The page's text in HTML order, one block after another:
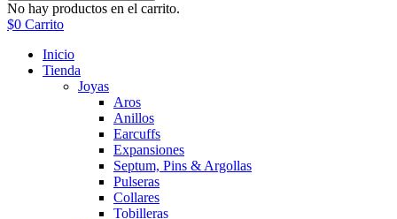
No hay productos en el carrito.
$0 Carrito
Inicio
Tienda
Joyas
Aros
Anillos
Earcuffs
Expansiones
Septum, Pins & Argollas
Pulseras
Collares
Tobilleras